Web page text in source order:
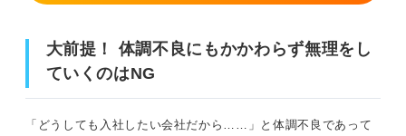
大前提！ 体調不良にもかかわらず無理をし
ていくのはNG
「どうしても入社したい会社だから……」と体調不良であって
企業側に日程などを調整してもらったら御礼のメールを送ろう
日程変更後の面接では御礼とお詫び、熱意を改めて伝えよう